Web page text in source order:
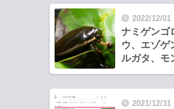
2022/12/01
ナミゲンゴ
ウ、エゾゲ
ルガタ、モ
2021/12/31